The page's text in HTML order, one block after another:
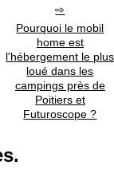
Pourquoi le mobil
home est
l'hébergement le plus
loué dans les
campings près de
Poitiers et
Futuroscope ?